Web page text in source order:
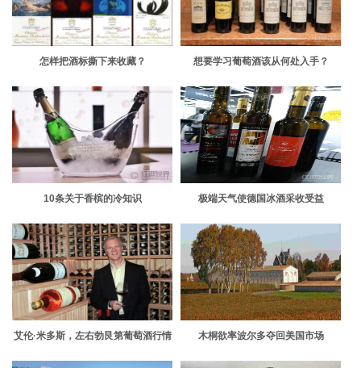
怎样把酒标撕下来收藏？ 想要学习葡萄酒该从何处入手？
10条关于香槟的冷知识 极端天气使德国冰酒采收受益
艾伦·米多斯，左右勃艮第葡萄酒行情
木桐欲率波尔多夺回美国市场